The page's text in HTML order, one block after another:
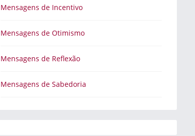
Mensagens de Incentivo
Mensagens de Otimismo
Mensagens de Reflexão
Mensagens de Sabedoria